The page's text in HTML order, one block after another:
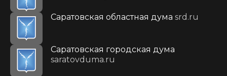
Саратовская областная дума srd.ru
Саратовская городская дума
saratovduma.ru